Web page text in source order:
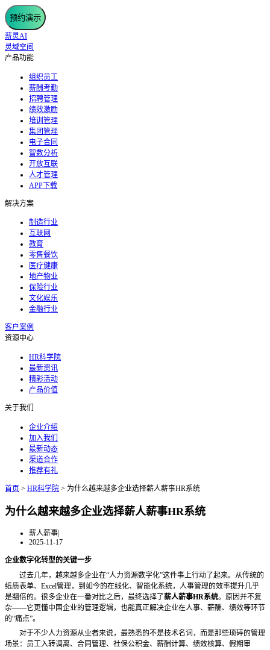
预约演示
薪灵AI
灵域空间
产品功能
组织员工
薪酬考勤
招聘管理
绩效激励
培训管理
集团管理
电子合同
智数分析
开放互联
人才管理
APP下载
解决方案
制造行业
互联网
教育
零售餐饮
医疗健康
地产物业
保险行业
文化娱乐
金融行业
客户案例
资源中心
HR科学院
最新资讯
精彩活动
产品价值
关于我们
企业介绍
加入我们
最新动态
渠道合作
推荐有礼
首页 > HR科学院 > 为什么越来越多企业选择薪人薪事HR系统
为什么越来越多企业选择薪人薪事HR系统
薪人薪事|
2025-11-17
企业数字化转型的关键一步
过去几年，越来越多企业在“人力资源数字化”这件事上行动了起来。从传统的
纸质表单、Excel管理，到如今的在线化、智能化系统，人事管理的效率提升几乎
是翻倍的。很多企业在一番对比之后，最终选择了薪人薪事HR系统。原因并不复
杂——它更懂中国企业的管理逻辑，也能真正解决企业在人事、薪酬、绩效等环节
的“痛点”。
对于不少人力资源从业者来说，最熟悉的不是技术名词，而是那些琐碎的管理
场景：员工入转调离、合同管理、社保公积金、薪酬计算、绩效核算、假期审